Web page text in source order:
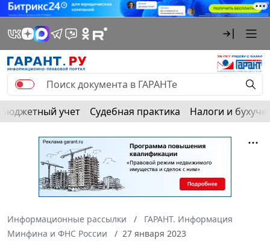
Бюджетный учет Судебная практика Налоги и
Информационные рассылки
ГАРАНТ. Информация
Минфина и ФНС России
27 января 2023